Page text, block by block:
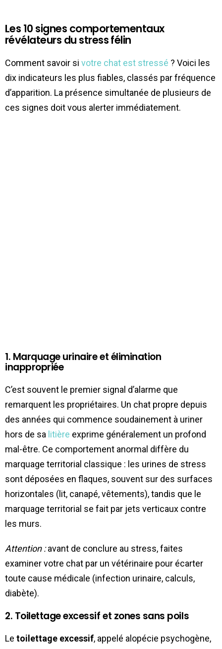
Les 10 signes comportementaux
révélateurs du stress félin
Comment savoir si votre chat est stressé ? Voici les
dix indicateurs les plus fiables, classés par fréquence
d’apparition. La présence simultanée de plusieurs de
ces signes doit vous alerter immédiatement.
1. Marquage urinaire et élimination
inappropriée
C’est souvent le premier signal d’alarme que
remarquent les propriétaires. Un chat propre depuis
des années qui commence soudainement à uriner
hors de sa litière exprime généralement un profond
mal-être. Ce comportement anormal diffère du
marquage territorial classique : les urines de stress
sont déposées en flaques, souvent sur des surfaces
horizontales (lit, canapé, vêtements), tandis que le
marquage territorial se fait par jets verticaux contre
les murs.
Attention :avant de conclure au stress, faites
examiner votre chat par un vétérinaire pour écarter
toute cause médicale (infection urinaire, calculs,
diabète).
2. Toilettage excessif et zones sans poils
Le toilettage excessif, appelé alopécie psychogène,